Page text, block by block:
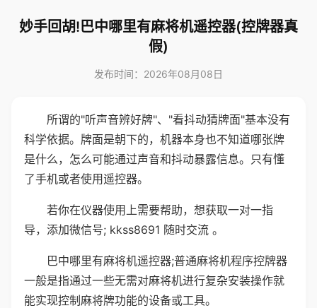
妙手回胡!巴中哪里有麻将机遥控器(控牌器真
假)
发布时间：2026年08月08日
所谓的"听声音辨好牌"、"看抖动猜牌面"基本没有
科学依据。牌面是朝下的，机器本身也不知道哪张牌
是什么，怎么可能通过声音和抖动暴露信息。只有懂
了手机或者使用遥控器。
若你在仪器使用上需要帮助，想获取一对一指
导，添加微信号; kkss8691 随时交流 。
巴中哪里有麻将机遥控器;普通麻将机程序控牌器
一般是指通过一些无需对麻将机进行复杂安装操作就
能实现控制麻将牌功能的设备或工具。